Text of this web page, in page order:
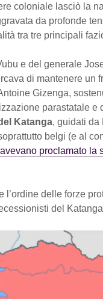
coloniale lasciò la
da profonde
tra tre principali
e del generale
di mantenere un
Gizenga,
parastatale e
Katanga, guidati da
belgi (e al
avevano proclamato la
delle forze
del